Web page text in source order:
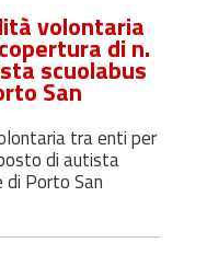
volontaria
di n.
scuolabus
San
tra enti per
di autista
di Porto San